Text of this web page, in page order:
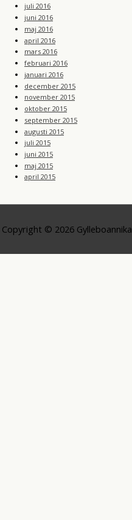
juli 2016
juni 2016
maj 2016
april 2016
mars 2016
februari 2016
januari 2016
december 2015
november 2015
oktober 2015
september 2015
augusti 2015
juli 2015
juni 2015
maj 2015
april 2015
Copyright © 2026 Gylleboannika